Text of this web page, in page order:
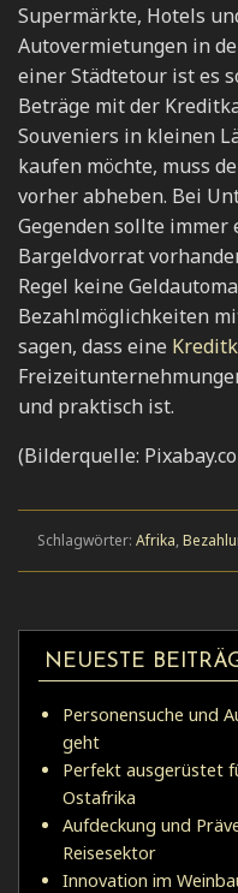
Supermärkte, Hotels
Autovermietungen in
einer Städtetour ist es
Beträge mit der
Souveniers in kleinen
kaufen möchte, muss
vorher abheben. Bei
Gegenden sollte immer
Bargeldvorrat
Regel keine
Bezahlmöglichkeiten
sagen, dass eine
und praktisch ist.
(Bilderquelle:
Schlagwörter: Afrika,
NEUESTE
Personensuche und
geht
Perfekt ausgerüstet
Ostafrika
Aufdeckung und
Reisesektor
Innovation im